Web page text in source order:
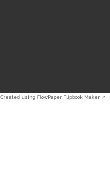
Created using FlowPaper Flipbook Maker ↗